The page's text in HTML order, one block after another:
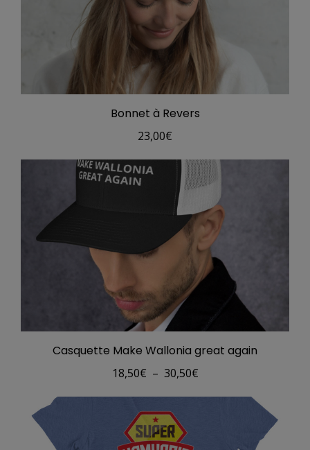
Bonnet à Revers
23,00€
Casquette Make Wallonia great again
18,50€ – 30,50€Plage